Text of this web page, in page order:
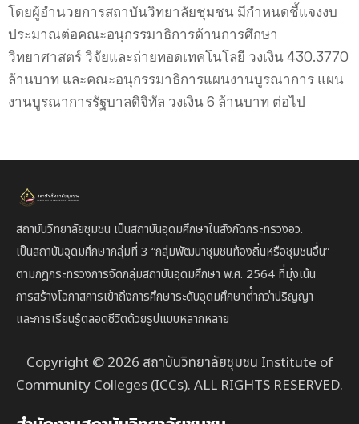
โดยผู้อำนวยการสถาบันวิทยาลัยชุมชน มีกำหนดชี้แจงงบ
ประมาณต่อคณะอนุกรรมาธิการด้านการศึกษา
วิทยาศาสตร์ วิจัยและถ่ายทอดเทคโนโลยี วงเงิน 430.3770
ล้านบาท และคณะอนุกรรมาธิการแผนงานบูรณาการ แผน
งานบูรณาการรัฐบาลดิจิทัล วงเงิน 6 ล้านบาท ต่อไป
สถาบันวิทยาลัยชุมชน เป็นสถาบันอุดมศึกษาในสังกัดกระทรวงอว.
เป็นสถาบันอุดมศึกษากลุ่มที่ 3 “กลุ่มพัฒนาชุมชนท้องถิ่นหรือชุมชนอื่น”
ตามกฎกระทรวงการจัดกลุ่มสถาบันอุดมศึกษา พ.ศ. 2564 ที่มุ่งเน้น
การสร้างโอกาสการเข้าถึงการศึกษาระดับอุดมศึกษาต่ํากว่าปริญญา
และการเรียนรู้ตลอดชีวิตด้วยรูปแบบหลากหลาย
Copyright © 2026 สถาบันวิทยาลัยชุมชน Institute of
Community Colleges (ICCs). ALL RIGHTS RESERVED.